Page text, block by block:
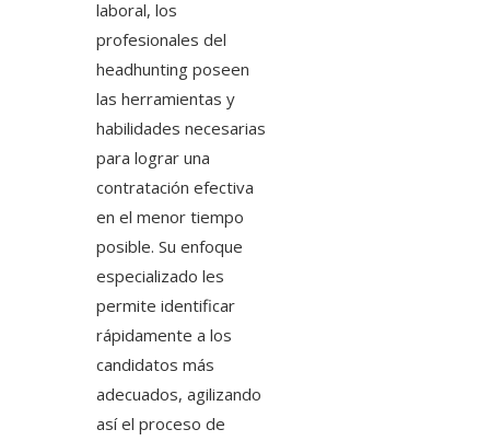
laboral, los
profesionales del
headhunting poseen
las herramientas y
habilidades necesarias
para lograr una
contratación efectiva
en el menor tiempo
posible. Su enfoque
especializado les
permite identificar
rápidamente a los
candidatos más
adecuados, agilizando
así el proceso de